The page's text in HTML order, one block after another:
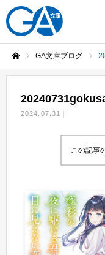
GA文庫ブログ
2024.07.31
この記事